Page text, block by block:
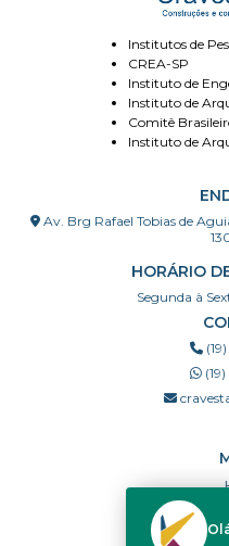
Institutos de
CREA-SP
Instituto de
Instituto de
Comitê
Instituto de
Av. Brg Rafael Tobias de
HORÁRIO
Segunda à